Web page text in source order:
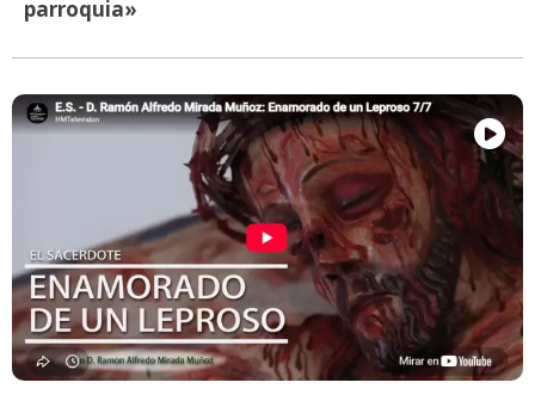
parroquia»